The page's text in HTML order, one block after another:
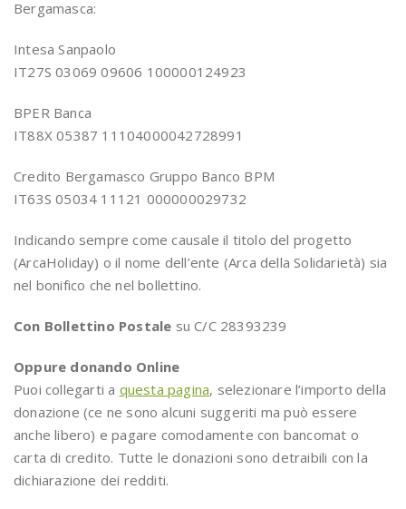
Bergamasca:
Intesa Sanpaolo
IT27S 03069 09606 100000124923
BPER Banca
IT88X 05387 11104000042728991
Credito Bergamasco Gruppo Banco BPM
IT63S 05034 11121 000000029732
Indicando sempre come causale il titolo del progetto
(ArcaHoliday) o il nome dell’ente (Arca della Solidarietà) sia
nel bonifico che nel bollettino.
Con Bollettino Postale su C/C 28393239
Oppure donando Online
Puoi collegarti a questa pagina, selezionare l’importo della
donazione (ce ne sono alcuni suggeriti ma può essere
anche libero) e pagare comodamente con bancomat o
carta di credito. Tutte le donazioni sono detraibili con la
dichiarazione dei redditi.